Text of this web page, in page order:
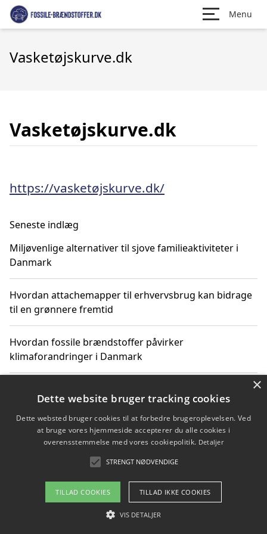
Menu
Vasketøjskurve.dk
Vasketøjskurve.dk
https://vasketøjskurve.dk/
Seneste indlæg
Miljøvenlige alternativer til sjove familieaktiviteter i
Danmark
Hvordan attachemapper til erhvervsbrug kan bidrage
til en grønnere fremtid
Hvordan fossile brændstoffer påvirker
klimaforandringer i Danmark
klimaændringer
Hvordan citater om fossile brændstoffer kan ændre
Copyright 2026 - Pilanto Aps
Om / kontakt
×
Dette website bruger tracking cookies
Dette websted bruger cookies til at forbedre brugeroplevelsen. Ved
at bruge vores hjemmeside accepterer du alle cookies i
overensstemmelse med vores cookiepolitik. Detaljer
STRENGT NØDVENDIGE
TILLAD COOKIES TILLAD IKKE COOKIES
VIS DETALJER